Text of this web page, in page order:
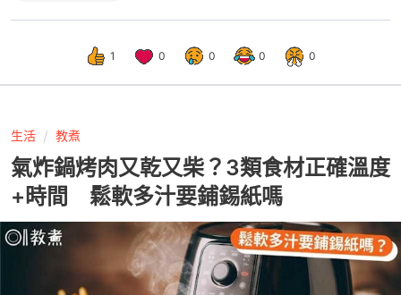
1 0 0 0 0
生活 教煮
氣炸鍋烤肉又乾又柴？3類食材正確溫度
+時間 鬆軟多汁要鋪錫紙嗎